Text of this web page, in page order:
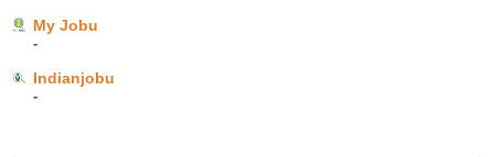
My Jobu
-
Indianjobu
-